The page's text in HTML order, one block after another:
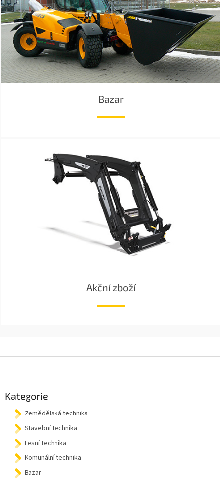
Bazar
Akční zboží
Kategorie
Zemědělská technika
Stavební technika
Lesní technika
Komunální technika
Bazar